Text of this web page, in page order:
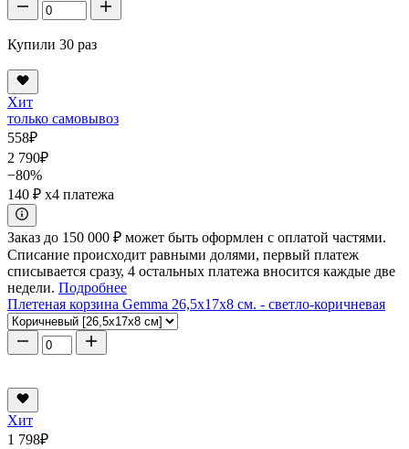
Купили 30 раз
Хит
только самовывоз
558₽
2 790₽
−80%
140 ₽ x4 платежа
Заказ до 150 000 ₽ может быть оформлен с оплатой частями.
Списание происходит равными долями, первый платеж
списывается сразу, 4 остальных платежа вносится каждые две
недели. Подробнее
Плетеная корзина Gemma 26,5x17x8 см. - светло-коричневая
Хит
1 798₽